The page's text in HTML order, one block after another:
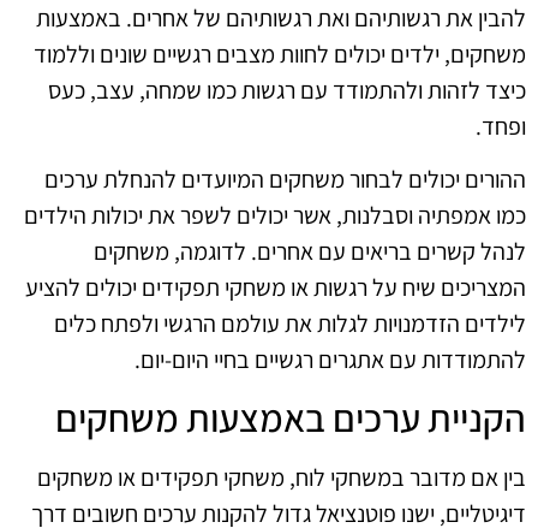
להבין את רגשותיהם ואת רגשותיהם של אחרים. באמצעות
משחקים, ילדים יכולים לחוות מצבים רגשיים שונים וללמוד
כיצד לזהות ולהתמודד עם רגשות כמו שמחה, עצב, כעס
ופחד.
ההורים יכולים לבחור משחקים המיועדים להנחלת ערכים
כמו אמפתיה וסבלנות, אשר יכולים לשפר את יכולות הילדים
לנהל קשרים בריאים עם אחרים. לדוגמה, משחקים
המצריכים שיח על רגשות או משחקי תפקידים יכולים להציע
לילדים הזדמנויות לגלות את עולמם הרגשי ולפתח כלים
להתמודדות עם אתגרים רגשיים בחיי היום-יום.
הקניית ערכים באמצעות משחקים
בין אם מדובר במשחקי לוח, משחקי תפקידים או משחקים
דיגיטליים, ישנו פוטנציאל גדול להקנות ערכים חשובים דרך